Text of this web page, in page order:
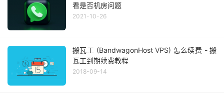
看是否机房问题
2021-10-26
搬瓦工 (BandwagonHost VPS) 怎么续费 - 搬
瓦工到期续费教程
2018-09-14